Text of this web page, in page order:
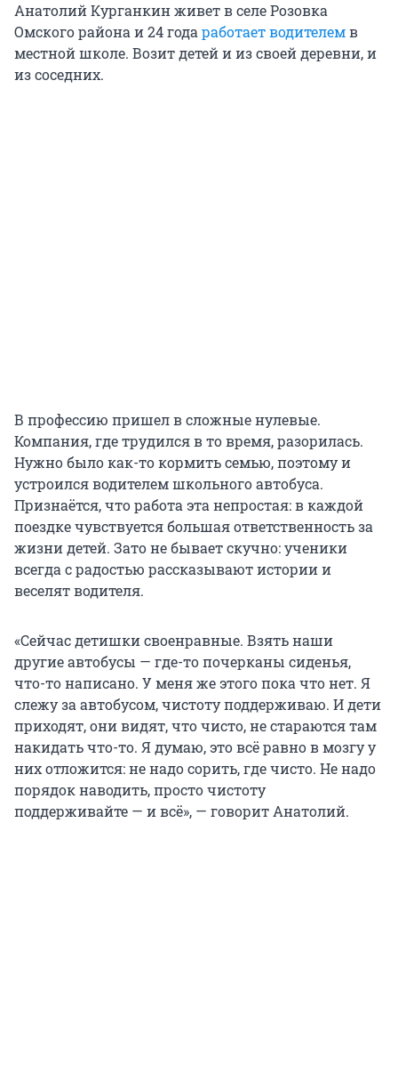
Анатолий Курганкин живет в селе Розовка
Омского района и 24 года работает водителемв
местной школе. Возит детей и из своей деревни, и
из соседних.
В профессию пришел в сложные нулевые.
Компания, где трудился в то время, разорилась.
Нужно было как-то кормить семью, поэтому и
устроился водителем школьного автобуса.
Признаётся, что работа эта непростая: в каждой
поездке чувствуется большая ответственность за
жизни детей. Зато не бывает скучно: ученики
всегда с радостью рассказывают истории и
веселят водителя.
«Сейчас детишки своенравные. Взять наши
другие автобусы — где-то почерканы сиденья,
что-то написано. У меня же этого пока что нет. Я
слежу за автобусом, чистоту поддерживаю. И дети
приходят, они видят, что чисто, не стараются там
накидать что-то. Я думаю, это всё равно в мозгу у
них отложится: не надо сорить, где чисто. Не надо
порядок наводить, просто чистоту
поддерживайте — и всё», — говорит Анатолий.